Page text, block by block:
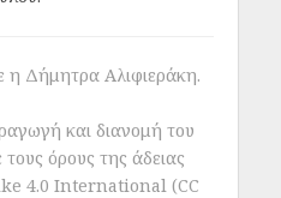
η Δήμητρα Αλιφιεράκη.
και διανομή του
όρους της άδειας
4.0 International (CC